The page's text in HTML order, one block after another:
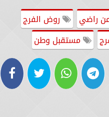
راضي
روض الفرج
مستقبل وطن